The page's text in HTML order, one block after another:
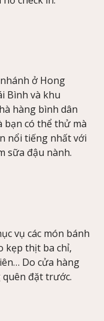
ở Hong
Bình và khu
hàng bình dân
bạn có thể thử mà
nổi tiếng nhất với
sữa đậu nành.
vụ các món bánh
kẹp thịt ba chỉ,
Do cửa hàng
đặt trước.